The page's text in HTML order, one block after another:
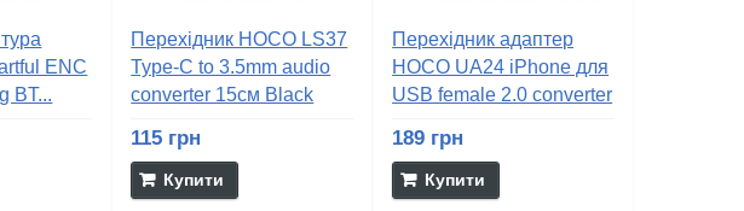
ENC
BT...
Перехідник HOCO LS37
Type-C to 3.5mm audio
converter 15см Black
115 грн
Купити
Перехідник адаптер
HOCO UA24 iPhone для
USB female 2.0 converter
189 грн
Купити